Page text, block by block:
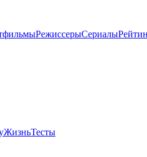
РежиссерыСериалы
ЖизньТесты